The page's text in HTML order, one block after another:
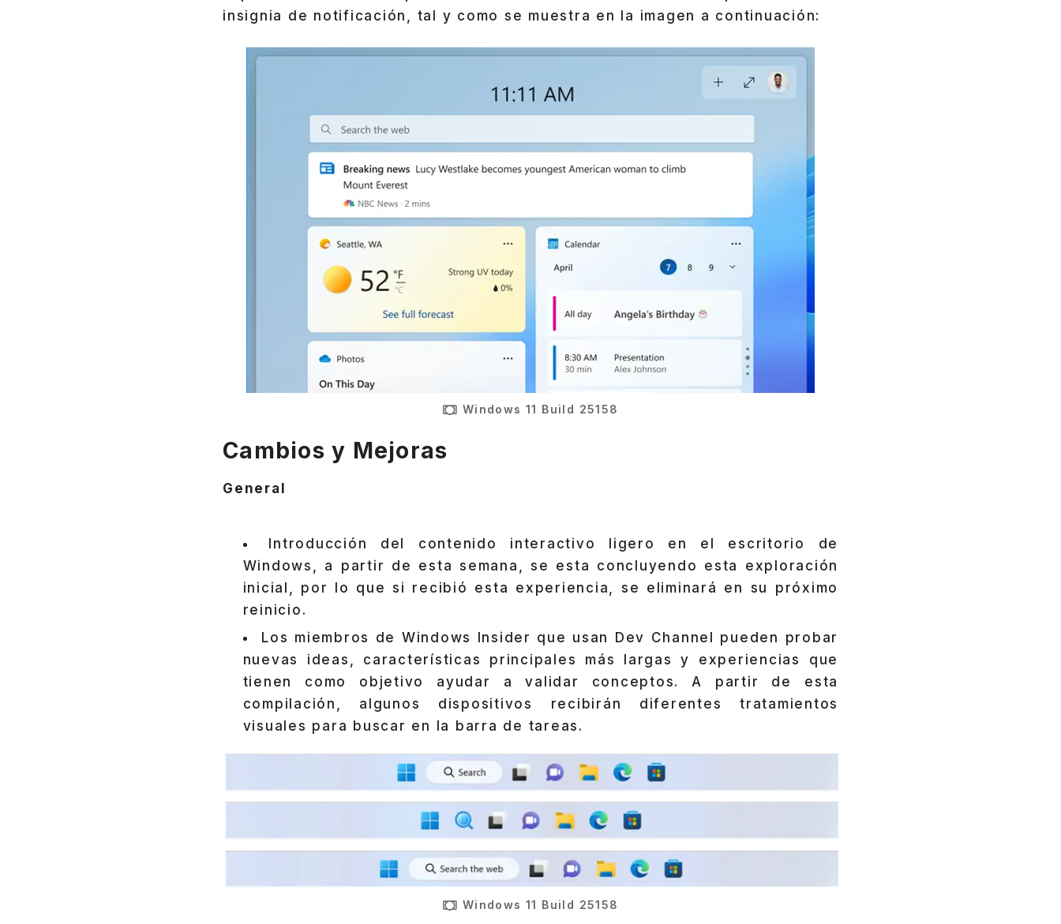
insignia de notificación, tal y como se muestra en la imagen a continuación:
Windows 11 Build 25158
Cambios y Mejoras
General
Introducción del contenido interactivo ligero en el escritorio de
Windows, a partir de esta semana, se esta concluyendo esta exploración
inicial, por lo que si recibió esta experiencia, se eliminará en su próximo
reinicio.
Los miembros de Windows Insider que usan Dev Channel pueden probar
nuevas ideas, características principales más largas y experiencias que
tienen como objetivo ayudar a validar conceptos. A partir de esta
compilación, algunos dispositivos recibirán diferentes tratamientos
visuales para buscar en la barra de tareas.
Windows 11 Build 25158